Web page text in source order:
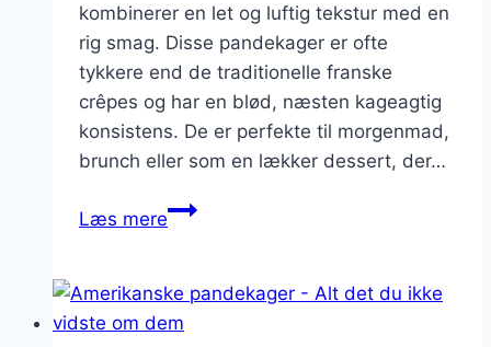
kombinerer en let og luftig tekstur med en
rig smag. Disse pandekager er ofte
tykkere end de traditionelle franske
crêpes og har en blød, næsten kageagtig
konsistens. De er perfekte til morgenmad,
brunch eller som en lækker dessert, der…
Læs merePandekager,
i
munden